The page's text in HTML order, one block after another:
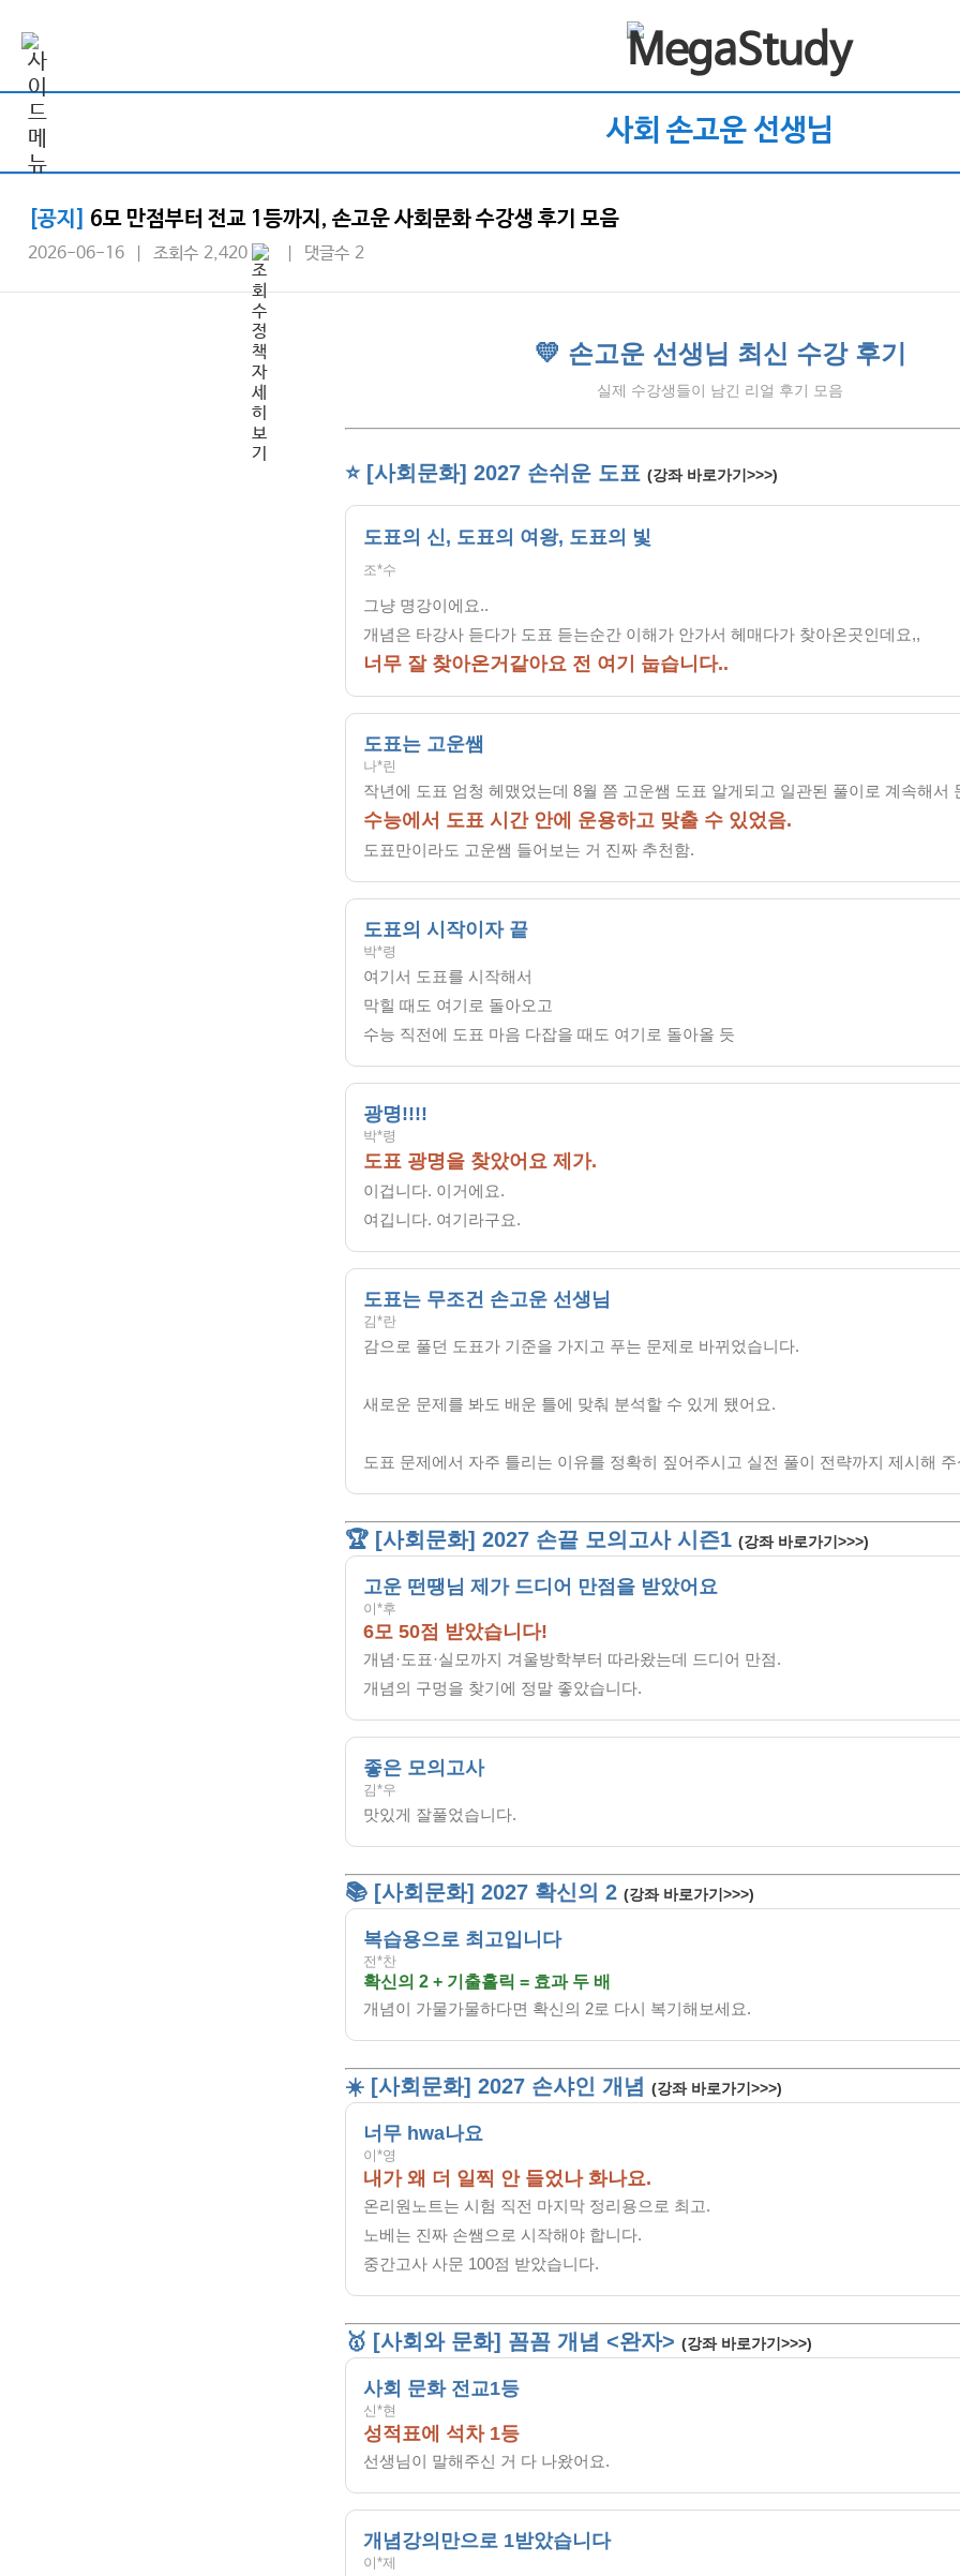
사회 손고운 선생님
[공지] 6모 만점부터 전교 1등까지, 손고운 사회문화 수강생 후기 모음
2026-06-16 | 조회수 2,420 | 댓글수 2
💛 손고운 선생님 최신 수강 후기
실제 수강생들이 남긴 리얼 후기 모음
⭐ [사회문화] 2027 손쉬운 도표 (강좌 바로가기>>>)
도표의 신, 도표의 여왕, 도표의 빛
조*수
그냥 명강이에요..
개념은 타강사 듣다가 도표 듣는순간 이해가 안가서 헤매다가 찾아온곳인데요,,
너무 잘 찾아온거같아요 전 여기 눕습니다..
도표는 고운쌤
나*린
작년에 도표 엄청 헤맸었는데 8월 쯤 고운쌤 도표 알게되고 일관된 풀이로 계속해서
수능에서 도표 시간 안에 운용하고 맞출 수 있었음.
도표만이라도 고운쌤 들어보는 거 진짜 추천함.
도표의 시작이자 끝
박*령
여기서 도표를 시작해서
막힐 때도 여기로 돌아오고
수능 직전에 도표 마음 다잡을 때도 여기로 돌아올 듯
광명!!!!
박*령
도표 광명을 찾았어요 제가.
이겁니다. 이거에요.
여깁니다. 여기라구요.
도표는 무조건 손고운 선생님
김*란
감으로 풀던 도표가 기준을 가지고 푸는 문제로 바뀌었습니다.
새로운 문제를 봐도 배운 틀에 맞춰 분석할 수 있게 됐어요.
도표 문제에서 자주 틀리는 이유를 정확히 짚어주시고 실전 풀이 전략까지 제시해
🏆 [사회문화] 2027 손끝 모의고사 시즌1 (강좌 바로가기>>>)
고운 떤땡님 제가 드디어 만점을 받았어요
이*후
6모 50점 받았습니다!
개념·도표·실모까지 겨울방학부터 따라왔는데 드디어 만점.
개념의 구멍을 찾기에 정말 좋았습니다.
좋은 모의고사
김*우
맛있게 잘풀었습니다.
📚 [사회문화] 2027 확신의 2 (강좌 바로가기>>>)
복습용으로 최고입니다
전*찬
확신의 2 + 기출홀릭 = 효과 두 배
개념이 가물가물하다면 확신의 2로 다시 복기해보세요.
☀️ [사회문화] 2027 손샤인 개념 (강좌 바로가기>>>)
너무 hwa나요
이*영
내가 왜 더 일찍 안 들었나 화나요.
온리원노트는 시험 직전 마지막 정리용으로 최고.
노베는 진짜 손쌤으로 시작해야 합니다.
중간고사 사문 100점 받았습니다.
🥇 [사회와 문화] 꼼꼼 개념 <완자> (강좌 바로가기>>>)
사회 문화 전교1등
신*현
성적표에 석차 1등
선생님이 말해주신 거 다 나왔어요.
개념강의만으로 1받았습니다
이*제